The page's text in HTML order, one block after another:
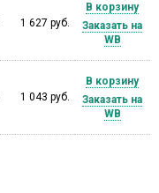
1 627 руб.
В корзину
Заказать на
WB
1 043 руб.
В корзину
Заказать на
WB